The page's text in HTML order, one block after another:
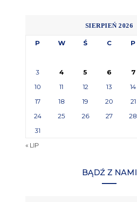
SIERPIEŃ 2026
P W Ś C P
3
4 5 6 7
10
11 12 13 14
17
18 19 20 21
24
25 26 27 28
31
« LIP
BĄDŹ Z NAMI